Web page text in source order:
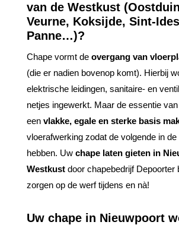
van de Westkust
Veurne, Koksijde, Sint-
Panne…)?
Chape vormt de overgang van
(die er nadien bovenop komt). Hierbij
elektrische leidingen, sanitaire- en
netjes ingewerkt. Maar de essentie
een vlakke, egale en sterke basis
vloerafwerking zodat de volgende in
hebben. Uw chape laten gieten in
Westkustdoor chapebedrijf Depoorter
zorgen op de werf tijdens en nà!
Uw chape in Nieuwpoort